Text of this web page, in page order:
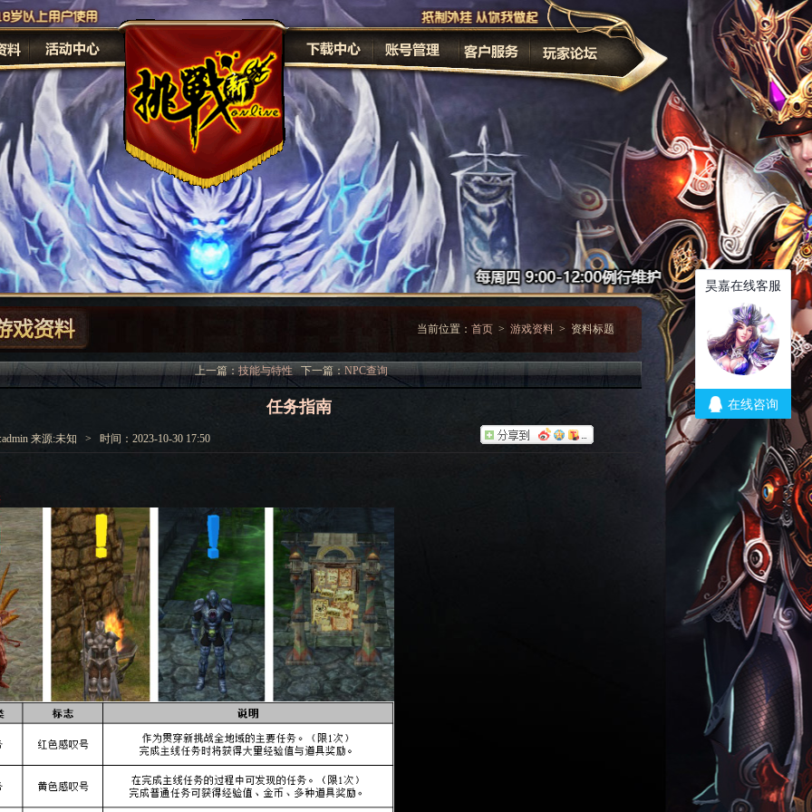
原画
修改密码
家长监护
当前位置： 首页 > 游戏资料 > 资料标题
上一篇： 技能与特性下一篇： NPC查询
任务指南
来源:未知 > 时间：2023-10-30 17:50